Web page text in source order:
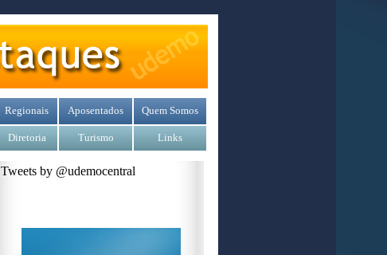
Regionais Aposentados Quem Somos
Diretoria Turismo Links
Tweets by @udemocentral